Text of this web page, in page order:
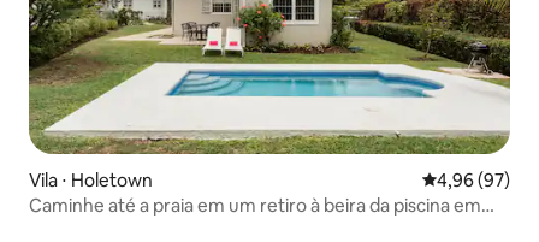
Vila ⋅ Holetown 4,96 de uma
4,96 (97)
Caminhe até a praia em um retiro à beira da piscina em